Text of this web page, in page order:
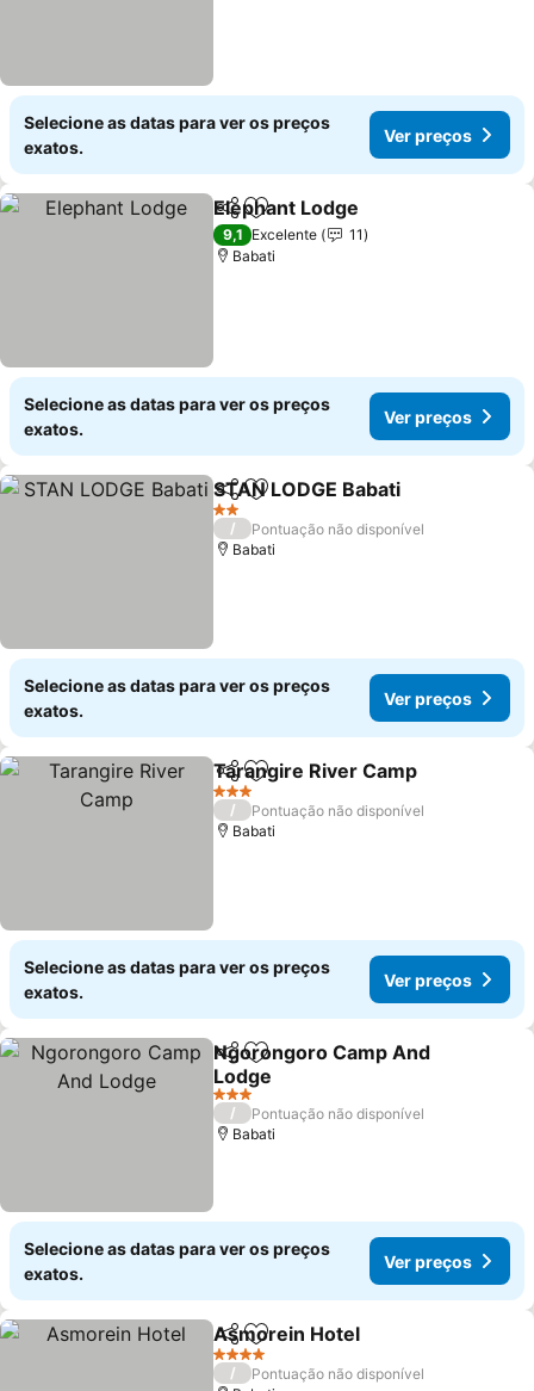
Selecione as datas para ver os preços
exatos.
Ver preços
PartilharAdicionar aos favoritos
Elephant Lodge
9,1 Excelente
11
Babati
Selecione as datas para ver os preços
exatos.
Ver preços
PartilharAdicionar aos favoritos
STAN LODGE Babati
2 Estrelas
/
Pontuação não disponível
Babati
Selecione as datas para ver os preços
exatos.
Ver preços
PartilharAdicionar aos favoritos
Tarangire River Camp
3 Estrelas
/
Pontuação não disponível
Babati
Selecione as datas para ver os preços
exatos.
Ver preços
PartilharAdicionar aos favoritos
Ngorongoro Camp And
Lodge
Ver preços
3 Estrelas
/
Pontuação não disponível
Babati
Selecione as datas para ver os preços
exatos.
Ver preços
PartilharAdicionar aos favoritos
Asmorein Hotel
4 Estrelas
/
Pontuação não disponível